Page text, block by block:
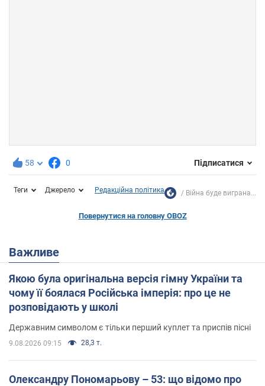
58 0 Підписатися
Теги Джерело Редакційна політика Війна буде виграна...
Повернутися на головну OBOZ
Важливе
Якою була оригінальна версія гімну України та
чому її боялася Російська імперія: про це не
розповідають у школі
Державним символом є тільки перший куплет та приспів пісні
9.08.2026 09:15 28,3 т.
Олександру Пономарьову – 53: що відомо про